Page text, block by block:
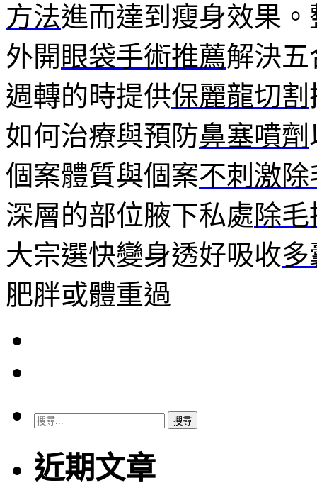
方法進而達到瘦身效果
外開 眼袋手術推薦解決
週轉的時提供保麗龍切割
如何治療與預防鼻塞噴劑
個案體質與個案不刺激除
深層的部位腋下私處除
大宗選快變身透好吸收多
肥胖或體重過
搜
關
鍵
近期文章